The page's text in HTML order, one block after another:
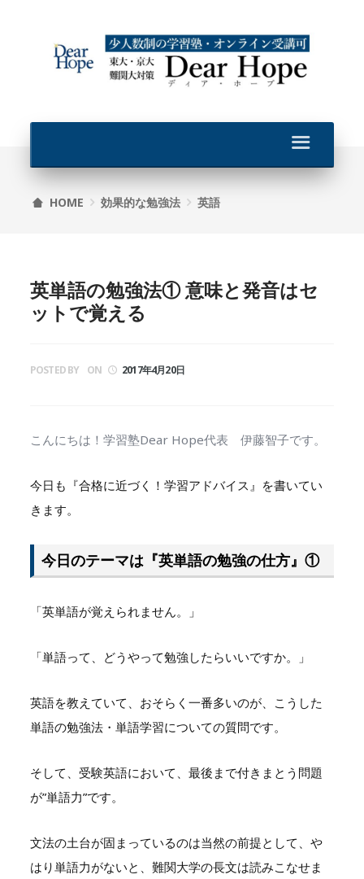
HOME 効果的な勉強法 英語
英単語の勉強法① 意味と発音はセ
ットで覚える
POSTED BY ON 2017年4月20日
こんにちは！学習塾Dear Hope代表 伊藤智子です。
今日も『合格に近づく！学習アドバイス』を書いてい
きます。
今日のテーマは『英単語の勉強の仕方』①
「英単語が覚えられません。」
「単語って、どうやって勉強したらいいですか。」
英語を教えていて、おそらく一番多いのが、こうした
単語の勉強法・単語学習についての質問です。
そして、受験英語において、最後まで付きまとう問題
が”単語力”です。
文法の土台が固まっているのは当然の前提として、や
はり単語力がないと、難関大学の長文は読みこなせま